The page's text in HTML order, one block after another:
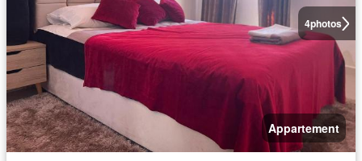
4photos
Appartement